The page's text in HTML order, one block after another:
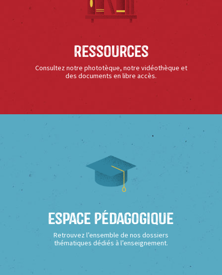
Ressources
Consultez notre phototèque, notre vidéothèque et
des documents en libre accès.
Espace Pédagogique
Retrouvez l’ensemble de nos dossiers
thématiques dédiés à l’enseignement.